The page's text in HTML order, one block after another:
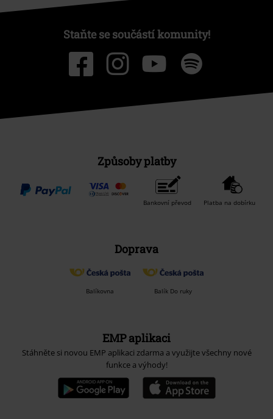
Staňte se součástí komunity!
Způsoby platby
Bankovní převod Platba na dobírku
Doprava
Balíkovna Balík Do ruky
EMP aplikaci
Stáhněte si novou EMP aplikaci zdarma a využijte všechny nové
funkce a výhody!